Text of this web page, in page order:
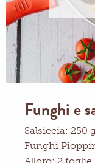
Funghi e
Salsiccia: 250
Funghi